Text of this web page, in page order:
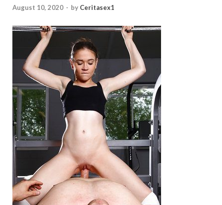
August 10, 2020 - by Ceritasex1